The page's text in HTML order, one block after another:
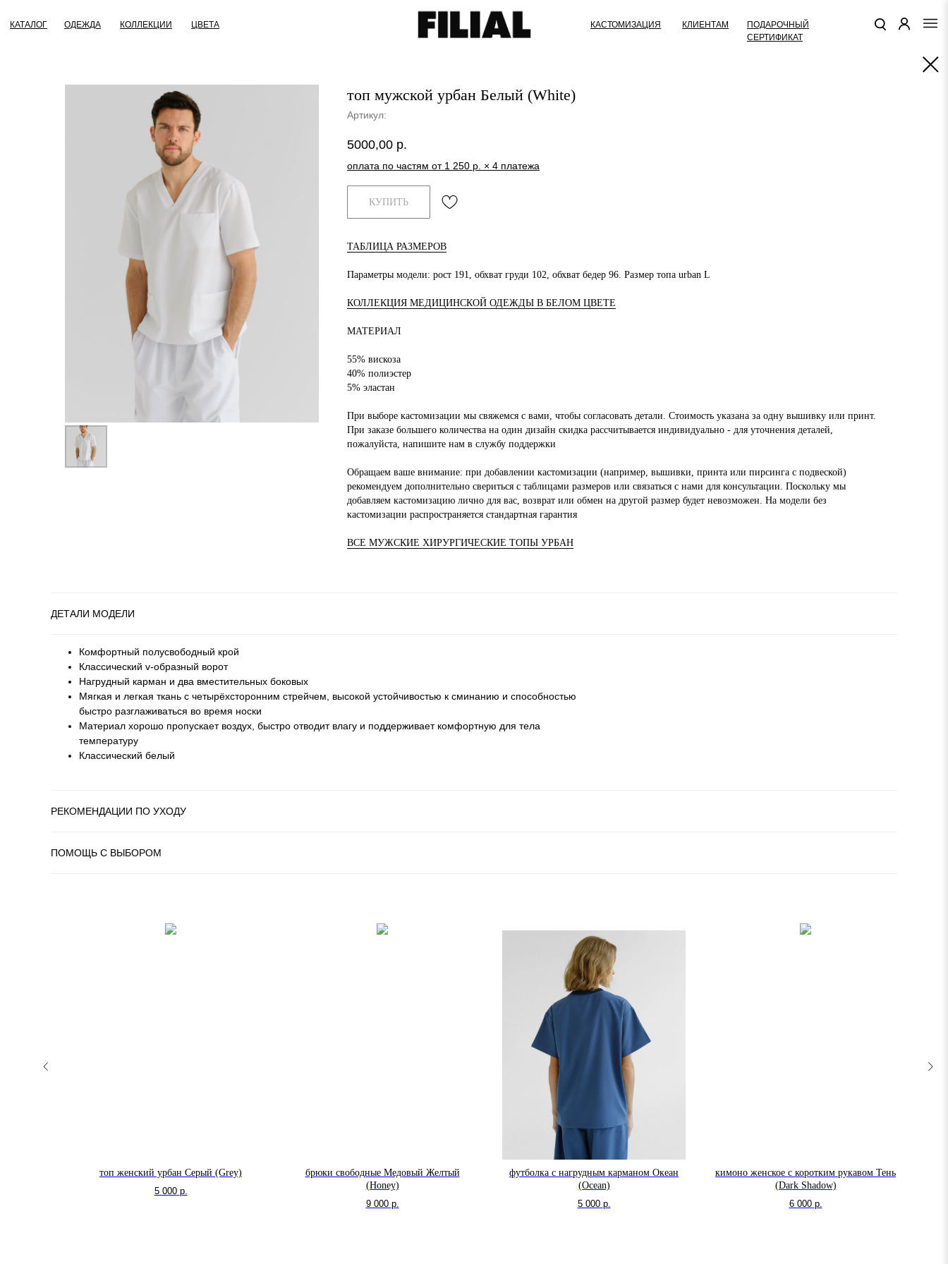
ПОДАРОЧНЫЙ
СЕРТИФИКАТ
КЛИЕНТАМ
КАСТОМИЗАЦИЯ
ЦВЕТА
КОЛЛЕКЦИИ
ОДЕЖДА
КАТАЛОГ
топ мужской урбан Белый (White)
Артикул:
5000,00 р.
оплата по частям от 1 250 р. × 4 платежа
КУПИТЬ
ТАБЛИЦА РАЗМЕРОВ
Параметры модели: рост 191, обхват груди 102, обхват бедер 96. Размер топа urban L
КОЛЛЕКЦИЯ МЕДИЦИНСКОЙ ОДЕЖДЫ В БЕЛОМ ЦВЕТЕ
МАТЕРИАЛ
55% вискоза
40% полиэстер
5% эластан
При выборе кастомизации мы свяжемся с вами, чтобы согласовать детали. Стоимость указана за одну вышивку или принт.
При заказе большего количества на один дизайн скидка рассчитывается индивидуально - для уточнения деталей,
пожалуйста, напишите нам в службу поддержки
Обращаем ваше внимание: при добавлении кастомизации (например, вышивки, принта или пирсинга с подвеской)
рекомендуем дополнительно свериться с таблицами размеров или связаться с нами для консультации. Поскольку мы
добавляем кастомизацию лично для вас, возврат или обмен на другой размер будет невозможен. На модели без
кастомизации распространяется стандартная гарантия
ВСЕ МУЖСКИЕ ХИРУРГИЧЕСКИЕ ТОПЫ УРБАН
ДЕТАЛИ МОДЕЛИ
Комфортный полусвободный крой
Классический v-образный ворот
Нагрудный карман и два вместительных боковых
Мягкая и легкая ткань с четырёхсторонним стрейчем, высокой устойчивостью к сминанию и способностью
быстро разглаживаться во время носки
Материал хорошо пропускает воздух, быстро отводит влагу и поддерживает комфортную для тела
температуру
Классический белый
РЕКОМЕНДАЦИИ ПО УХОДУ
ПОМОЩЬ С ВЫБОРОМ
топ женский урбан Серый (Grey)
5 000 р.
брюки свободные Медовый Желтый
(Honey)
9 000 р.
футболка с нагрудным карманом Океан
(Ocean)
5 000 р.
кимоно женское с коротким рукавом Тень
(Dark Shadow)
6 000 р.